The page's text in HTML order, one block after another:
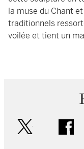
la muse du Chant
traditionnels
voilée et tient un